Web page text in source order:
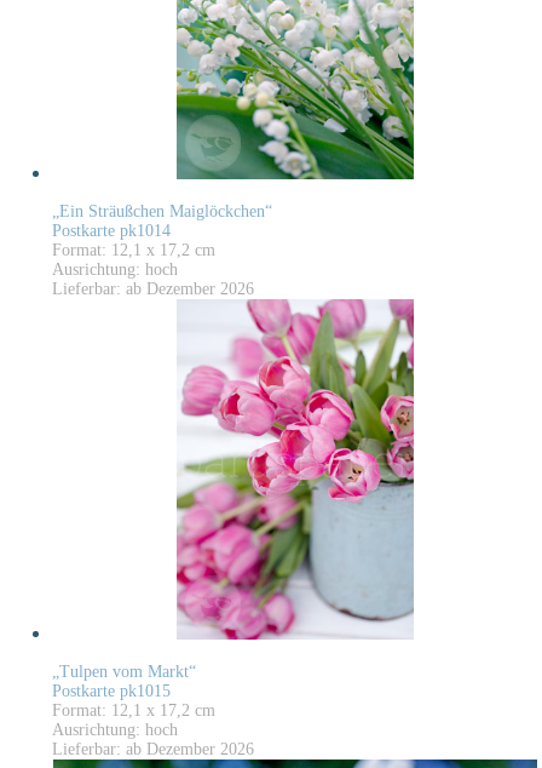
„Ein Sträußchen Maiglöckchen“
Postkarte pk1014
Format: 12,1 x 17,2 cm
Ausrichtung: hoch
Lieferbar: ab Dezember 2026
„Tulpen vom Markt“
Postkarte pk1015
Format: 12,1 x 17,2 cm
Ausrichtung: hoch
Lieferbar: ab Dezember 2026